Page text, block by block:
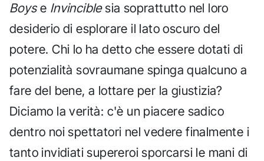
Boyse Invinciblesia soprattutto nel loro
desiderio di esplorare il lato oscuro del
potere. Chi lo ha detto che essere dotati di
potenzialità sovraumane spinga qualcuno a
fare del bene, a lottare per la giustizia?
Diciamo la verità: c'è un piacere sadico
dentro noi spettatori nel vedere finalmente i
tanto invidiati supereroi sporcarsi le mani di